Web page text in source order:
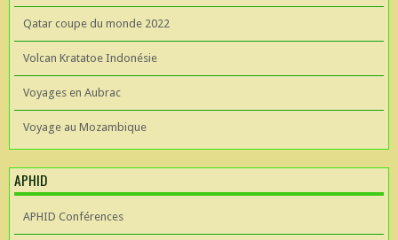
Qatar coupe du monde 2022
Volcan Kratatoe Indonésie
Voyages en Aubrac
Voyage au Mozambique
APHID
APHID Conférences